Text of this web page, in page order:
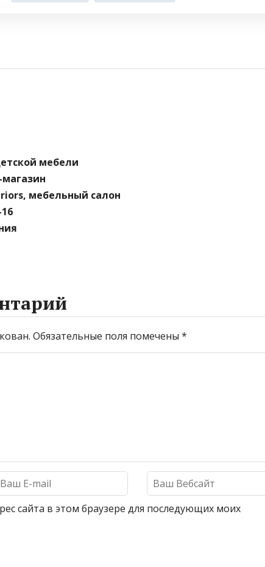
мебели
мебельный салон
Обязательные поля помечены *
сайта в этом браузере для последующих моих